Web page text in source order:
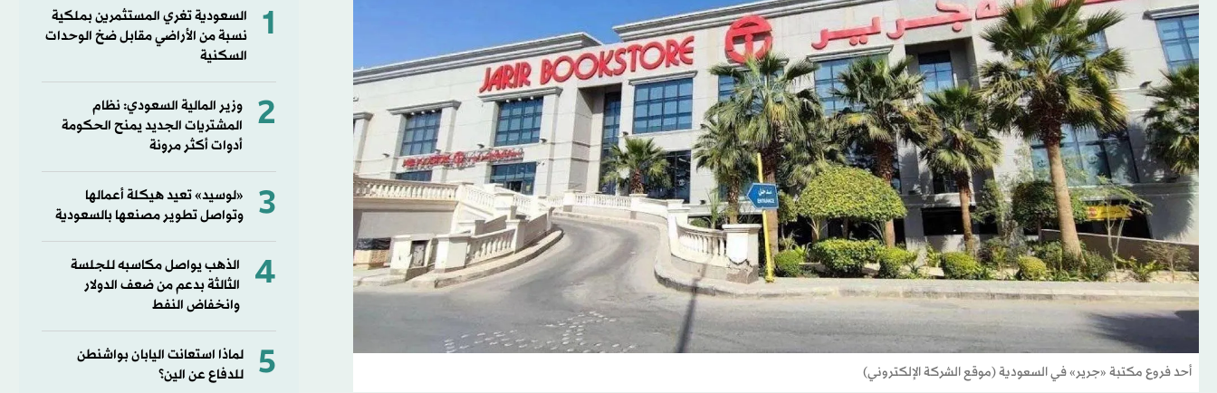
أحد فروع مكتبة «جرير» في السعودية (موقع الشركة الإلكتروني)
1
السعودية تغري المستثمرين بملكية
نسبة من الأراضي مقابل ضخ الوحدات
السكنية
2
وزير المالية السعودي: نظام
المشتريات الجديد يمنح الحكومة
أدوات أكثر مرونة
3
«لوسيد» تعيد هيكلة أعمالها
وتواصل تطوير مصنعها بالسعودية
4
الذهب يواصل مكاسبه للجلسة
الثالثة بدعم من ضعف الدولار
وانخفاض النفط
5
لماذا استعانت اليابان بواشنطن
للدفاع عن الين؟